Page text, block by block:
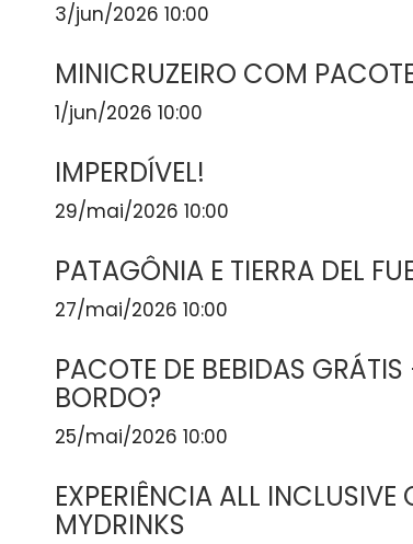
3/jun/2026 10:00
MINICRUZEIRO COM
1/jun/2026 10:00
IMPERDÍVEL!
29/mai/2026 10:00
PATAGÔNIA E TIERRA DEL
27/mai/2026 10:00
PACOTE DE BEBIDAS
BORDO?
25/mai/2026 10:00
EXPERIÊNCIA ALL
MYDRINKS